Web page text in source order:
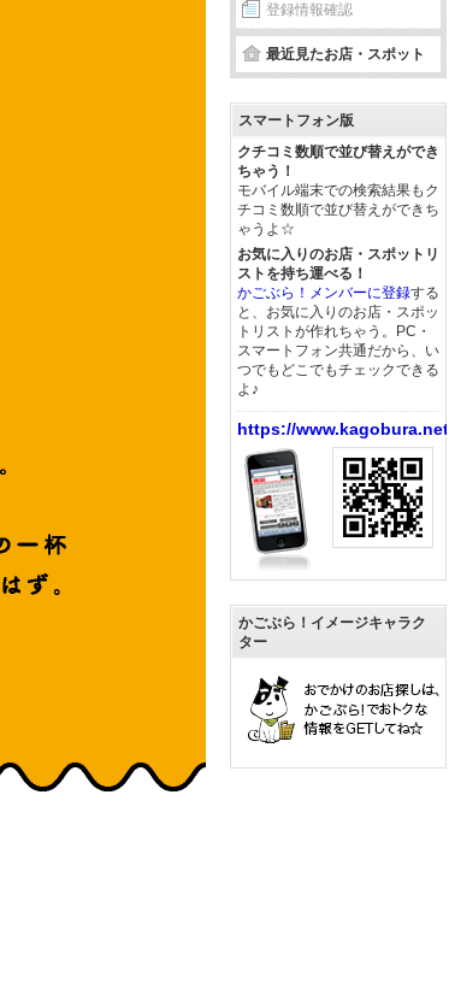
登録情報確認
最近見たお店・スポット
スマートフォン版
クチコミ数順で並び替えができ
ちゃう！
モバイル端末での検索結果もク
チコミ数順で並び替えができち
ゃうよ☆
お気に入りのお店・スポットリ
ストを持ち運べる！
かごぶら！メンバーに登録する
と、お気に入りのお店・スポッ
トリストが作れちゃう。PC・
スマートフォン共通だから、い
つでもどこでもチェックできる
よ♪
https://www.kagobura.net/
かごぶら！イメージキャラク
ター